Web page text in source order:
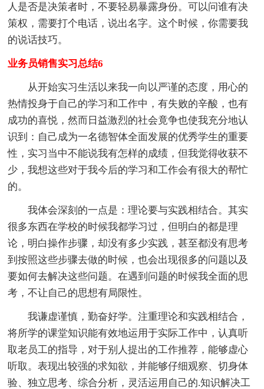
人是否是决策者时，不要轻易暴露身份。可以问谁有决
策权，需要打个电话，说出名字。这个时候，你需要我
的说话技巧。
业务员销售实习总结6
从开始实习生活以来我一向以严谨的态度，用心的
热情投身于自己的学习和工作中，有失败的辛酸，也有
成功的喜悦，然而日益激烈的社会竟争也使我充分地认
识到：自己成为一名德智体全面发展的优秀学生的重要
性，实习当中不能说我有怎样的成绩，但我觉得收获不
少，我想这些对于我今后的学习和工作会有很大的帮忙
的。
我体会深刻的一点是：理论要与实践相结合。其实
很多东西在学校的时候我都学习过，但明白的都是理
论，明白操作步骤，却没有多少实践，甚至都没有思考
到按照这些步骤去做的时候，也会出现很多的问题以及
要如何去解决这些问题。在遇到问题的时候我全面的思
考，不让自己的思想有局限性。
我谦虚谨慎，勤奋好学。注重理论和实践相结合，
将所学的课堂知识能有效地运用于实际工作中，认真听
取老员工的指导，对于别人提出的工作推荐，能够虚心
听取。表现出较强的求知欲，并能够仔细观察、切身体
验、独立思考、综合分析，灵活运用自己的.知识解决工